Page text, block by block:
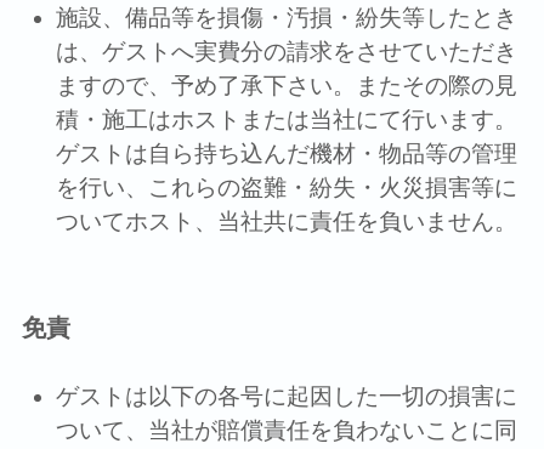
施設、備品等を損傷・汚損・紛失等したとき
は、ゲストへ実費分の請求をさせていただき
ますので、予め了承下さい。またその際の⾒
積・施⼯はホストまたは当社にて⾏います。
ゲストは⾃ら持ち込んだ機材・物品等の管理
を⾏い、これらの盗難・紛失・⽕災損害等に
ついてホスト、当社共に責任を負いません。
免責
ゲストは以下の各号に起因した⼀切の損害に
ついて、当社が賠償責任を負わないことに同